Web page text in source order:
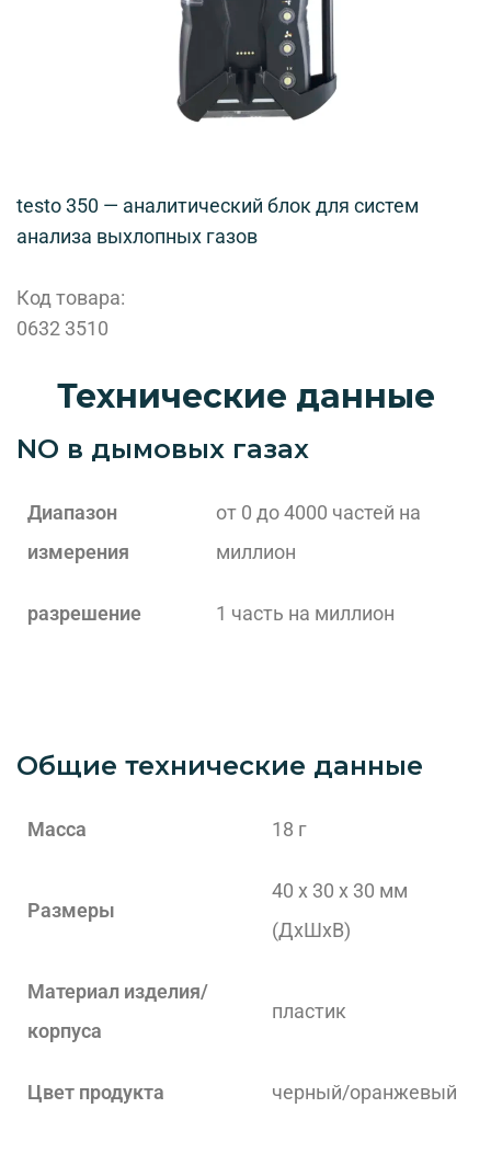
testo 350 — аналитический блок для систем
анализа выхлопных газов
Код товара:
0632 3510
Технические данные
NO в дымовых газах
Диапазон
измерения
от 0 до 4000 частей на
миллион
разрешение 1 часть на миллион
Общие технические данные
Масса 18 г
Размеры
40 x 30 x 30 мм
(ДxШxВ)
Материал изделия/
корпуса
пластик
Цвет продукта черный/оранжевый